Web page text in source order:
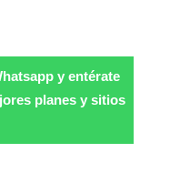
y entérate
planes y sitios